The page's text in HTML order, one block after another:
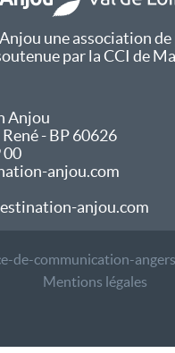
une association
par la CCI de
Anjou
- BP 60626
00
anjou.com
anjou.com
de-communication-
Mentions légales